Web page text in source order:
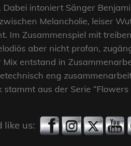
intoniert Sänger
Melancholie, leiser
Im Zusammenspiel mit
aber nicht profan,
Mix entstand in
eng
aus der Serie
like us: